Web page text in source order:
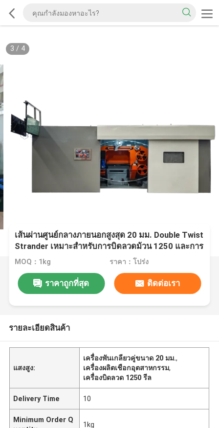
3 / 4
เส้นผ่านศูนย์กลางภายนอกสูงสุด 20 มม. Double Twist
Strander เหมาะสำหรับการบิดลวดม้วน 1250 และการ
ผลิตสายเคเบิลอุตสาหกรรม
MOQ：1kg ราคา：โปร่ง
ราคาถูกที่สุด ติดต่อเรา
รายละเอียดสินค้า
แสงสูง:
เครื่องพันเกลียวคู่ขนาด 20 มม.,
เครื่องผลิตเชือกอุตสาหกรรม,
เครื่องบิดลวด 1250 รีล
Delivery Time 10
Minimum Order Q
1kg